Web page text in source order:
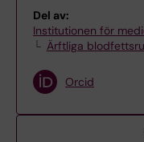
Del av:
Institutionen för
Ärftliga
Orcid